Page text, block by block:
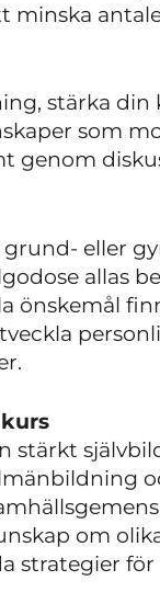
minska
stärka din
som
genom
eller
allas
önskemål
stärkt
om
strategier